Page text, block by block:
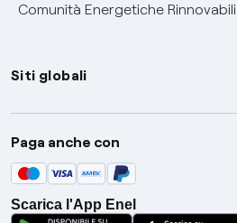
Comunità Energetiche Rinnovabili
Siti globali
Enel Group
Enel Green Power
Global Trading
Global Procurement
Paga anche con
Scarica l'App Enel